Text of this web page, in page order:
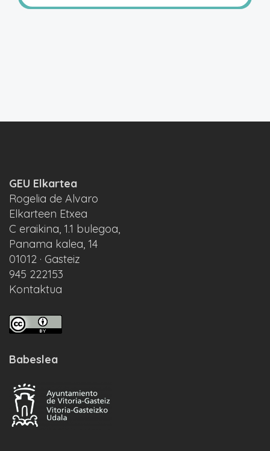
GEU Elkartea
Rogelia de Alvaro
Elkarteen Etxea
C eraikina, 1.1 bulegoa,
Panama kalea, 14
01012 · Gasteiz
945 222153
Kontaktua
Babeslea